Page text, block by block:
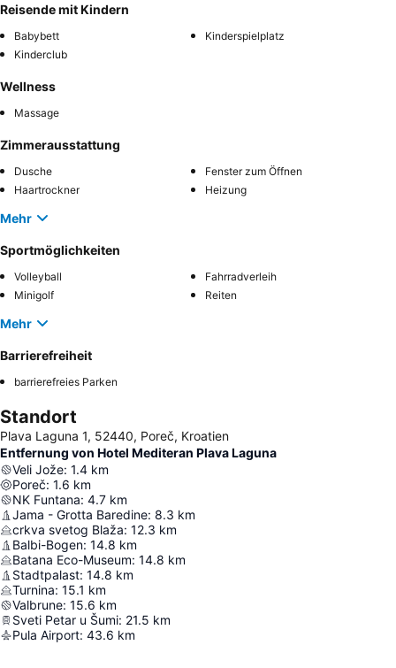
Reisende mit Kindern
Babybett
Kinderspielplatz
Kinderclub
Wellness
Massage
Zimmerausstattung
Dusche
Fenster zum Öffnen
Haartrockner
Heizung
Mehr
Sportmöglichkeiten
Volleyball
Fahrradverleih
Minigolf
Reiten
Mehr
Barrierefreiheit
barrierefreies Parken
Standort
Plava Laguna 1, 52440, Poreč, Kroatien
Entfernung von Hotel Mediteran Plava Laguna
Veli Jože: 1.4 km
Poreč: 1.6 km
NK Funtana: 4.7 km
Jama - Grotta Baredine: 8.3 km
crkva svetog Blaža: 12.3 km
Balbi-Bogen: 14.8 km
Batana Eco-Museum: 14.8 km
Stadtpalast: 14.8 km
Turnina: 15.1 km
Valbrune: 15.6 km
Sveti Petar u Šumi: 21.5 km
Pula Airport: 43.6 km